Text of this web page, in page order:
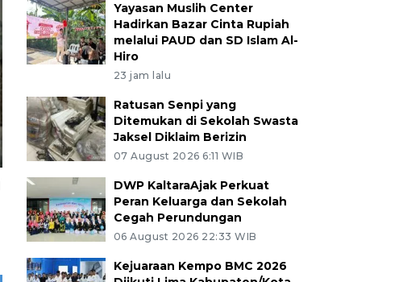
Yayasan Muslih Center
Hadirkan Bazar Cinta Rupiah
melalui PAUD dan SD Islam Al-
Hiro
23 jam lalu
Ratusan Senpi yang
Ditemukan di Sekolah Swasta
Jaksel Diklaim Berizin
07 August 2026 6:11 WIB
DWP KaltaraAjak Perkuat
Peran Keluarga dan Sekolah
Cegah Perundungan
06 August 2026 22:33 WIB
Kejuaraan Kempo BMC 2026